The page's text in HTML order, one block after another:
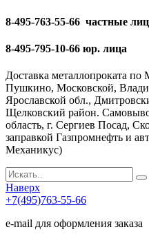
8-495-763-55-66 частные
8-495-795-10-66 юр. лица
Доставка металлопроката
Пушкино, Московской,
Ярославской обл.,
Щелковский район.
область, г. Сергиев Посад,
заправкой Газпромнефть и
Механикус)
Наверх
+7(495)763-55-66
e-mail для оформления заказа